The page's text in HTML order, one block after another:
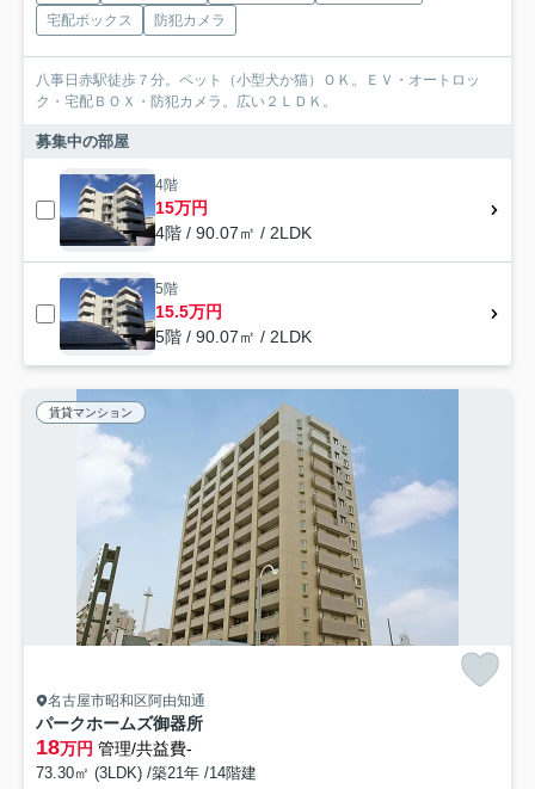
宅配ボックス
防犯カメラ
八事日赤駅徒歩７分。ペット（小型犬か猫）ＯＫ。ＥＶ・オートロッ
ク・宅配ＢＯＸ・防犯カメラ。広い２ＬＤＫ。
募集中の部屋
4階
15万円
4階 / 90.07㎡ / 2LDK
5階
15.5万円
5階 / 90.07㎡ / 2LDK
賃貸マンション
名古屋市昭和区阿由知通
パークホームズ御器所
18万円 管理/共益費-
73.30㎡ (3LDK) /築21年 /14階建